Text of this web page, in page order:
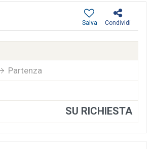
Condividi
Salva
Partenza
SU RICHIESTA